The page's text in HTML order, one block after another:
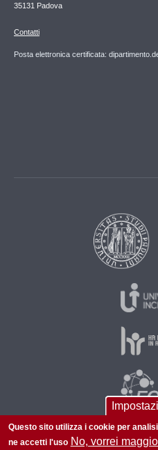
35131 Padova
Contatti
Posta elettronica certificata:
Questo sito utilizza i cookie per
ne accetti l'uso No, vorrei